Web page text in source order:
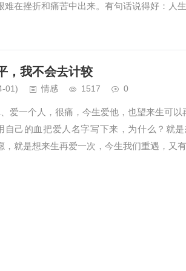
难在挫折和痛苦中出来。有句话说得好：人
，我不会去计较
01) 情感 1517 0
爱一个人，很痛，今生爱他，也望来生可
自己的血把爱人名字写下来，为什么？就
，就是想来生再爱一次，今生我们重遇，又